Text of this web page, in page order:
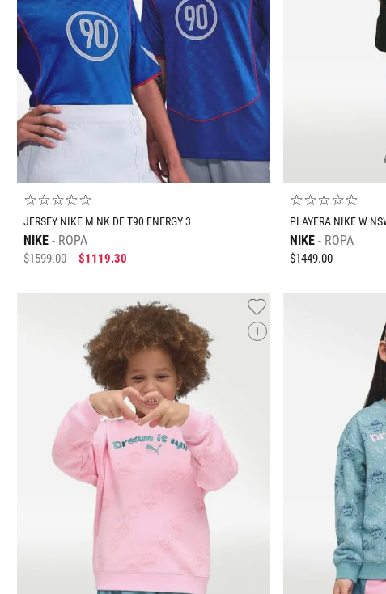
ECH CH M G EG
AGREGAR AL CARRITO
M
Tallas Ropa
CH M
AGREGAR AL CARRITO
☆☆☆☆☆
JERSEY NIKE M NK DF T90 ENERGY 3
NIKE ROPA
$1599.00 $1119.30
CH M
☆☆☆☆☆
PLAYERA NIKE W
NIKE ROPA
$1449.00
+